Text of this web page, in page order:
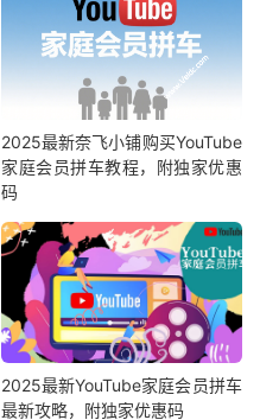
2025最新奈飞小铺购买YouTube
家庭会员拼车教程，附独家优惠
码
2025最新YouTube家庭会员拼车
最新攻略，附独家优惠码